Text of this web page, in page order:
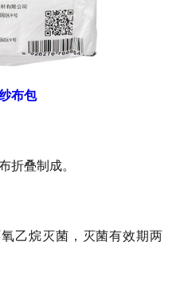
肃医用鞋套
肃防护用品
肃其他卫材
布包
折叠制成。
乙烷灭菌，灭菌有效期两